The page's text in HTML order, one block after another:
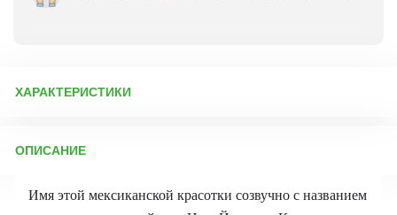
ХАРАКТЕРИСТИКИ
Бренд товара:
ОПИСАНИЕ
Имя этой мексиканской красотки созвучно с названием